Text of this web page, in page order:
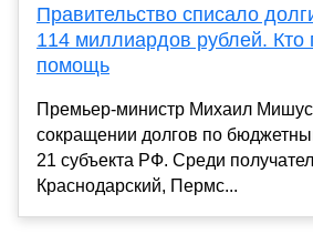
Правительство списало
114 миллиардов рублей. Кто
помощь
Премьер-министр Михаил
сокращении долгов по
21 субъекта РФ. Среди
Краснодарский, Пермс...